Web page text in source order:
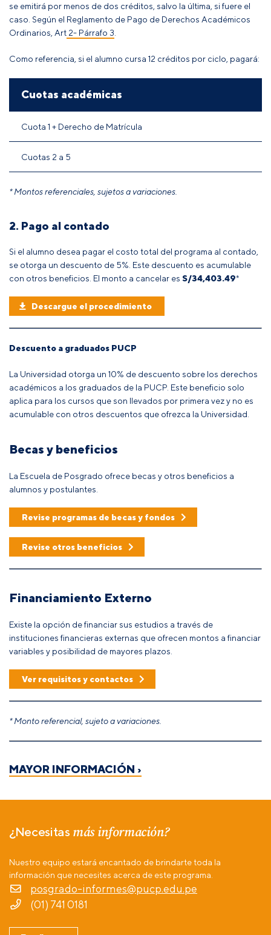
se emitirá por menos de dos créditos, salvo la última, si fuere el
caso Según el Reglamento de Pago de Derechos Académicos
Ordinarios, Art 2- Párrafo 3
Como referencia, si el alumno cursa 12 créditos por ciclo, pagará:
Cuotas académicas
Cuota 1 + Derecho de Matrícula
Cuotas 2 a 5
* Montos referenciales, sujetos a variaciones.
2. Pago al contado
Si el alumno desea pagar el costo total del programa al contado,
se otorga un descuento de 5%. Este descuento es acumulable
con otros beneficios. El monto a cancelar es S/34,403.49*
Descargue el procedimiento
Descuento a graduados PUCP
La Universidad otorga un 10% de descuento sobre los derechos
académicos a los graduados de la PUCP. Este beneficio solo
aplica para los cursos que son llevados por primera vez y no es
acumulable con otros descuentos que ofrezca la Universidad.
Becas y beneficios
La Escuela de Posgrado ofrece becas y otros beneficios a
alumnos y postulantes.
Revise programas de becas y fondos
Revise otros beneficios
Financiamiento Externo
Existe la opción de financiar sus estudios a través de
instituciones financieras externas que ofrecen montos a financiar
variables y posibilidad de mayores plazos.
Ver requisitos y contactos
* Monto referencial, sujeto a variaciones.
MAYOR INFORMACIÓN ›
¿Necesitas más información?
Nuestro equipo estará encantado de brindarte toda la
información que necesites acerca de este programa.
posgrado-informes@pucp.edu.pe
(01) 741 0181